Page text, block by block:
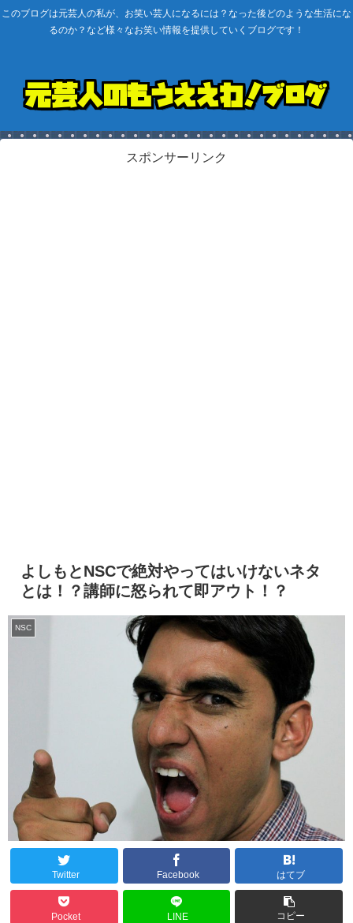
このブログは元芸人の私が、お笑い芸人になるには？なった後どのような生活にな
るのか？など様々なお笑い情報を提供していくブログです！
スポンサーリンク
よしもとNSCで絶対やってはいけないネタ
とは！？講師に怒られて即アウト！？
NSC
Twitter Facebook はてブ
Pocket LINE コピー